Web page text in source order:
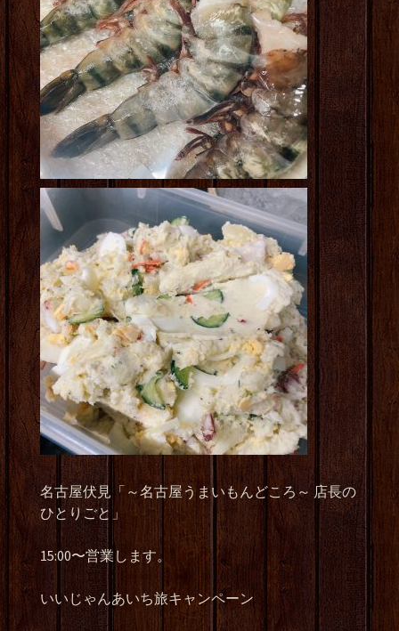
名古屋伏見「～名古屋うまいもんどころ～ 店長の
ひとりごと」
15:00〜営業します。
いいじゃんあいち旅キャンペーン